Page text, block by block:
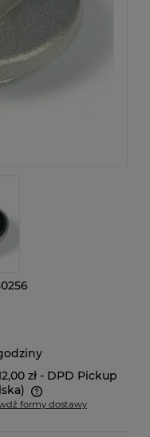
zł - DPD Pickup
płatności
formy dostawy